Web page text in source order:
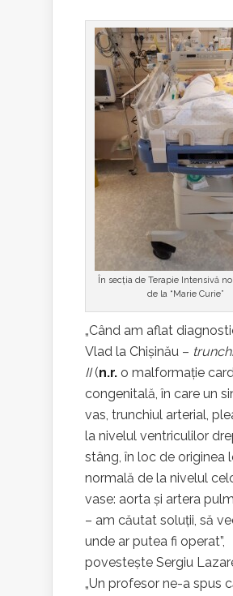
În secția de Terapie Intensivă
de la “Marie Curie”
„Când am aflat
Vlad la Chișinău –
II(n.r. o malformație
congenitală, în care un
vas, trunchiul arterial,
la nivelul ventriculilor
stâng, în loc de originea
normală de la nivelul
vase: aorta și artera
– am căutat soluții, să
unde ar putea fi operat”,
povestește Sergiu
„Un profesor ne-a spus